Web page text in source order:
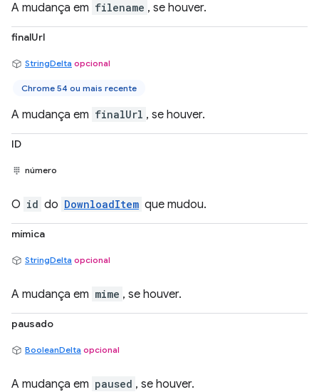
A mudança em filename , se houver.
finalUrl
StringDelta opcional
Chrome 54 ou mais recente
A mudança em finalUrl , se houver.
ID
número
O id do DownloadItem que mudou.
mímica
StringDelta opcional
A mudança em mime , se houver.
pausado
BooleanDelta opcional
A mudança em paused , se houver.